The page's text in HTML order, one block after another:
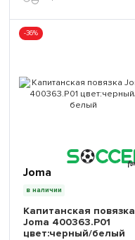
-36%
Joma
в наличии
Капитанская повязка
Joma 400363.P01
цвет:черный/белый